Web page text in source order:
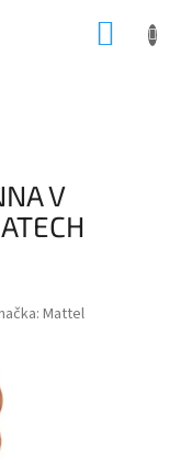
V
Mattel